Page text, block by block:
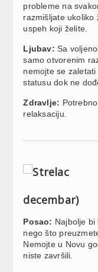
probleme na
razmišljate ukoliko
uspeh koji želite.
Ljubav: Sa
samo otvorenim
nemojte se
statusu dok ne
Zdravlje:
relaksaciju.
decembar)
Posao: Najbolje
nego što
Nemojte u Novu
niste završili.